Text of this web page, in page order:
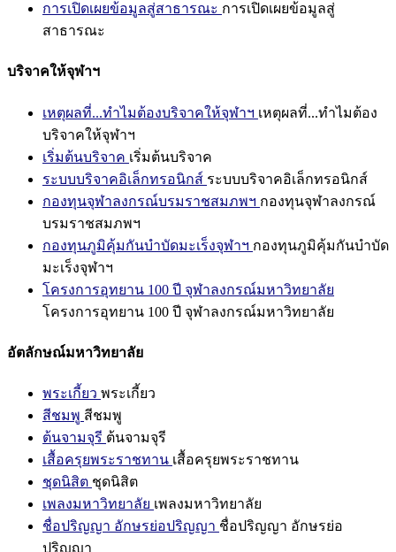
การเปิดเผยข้อมูลสู่สาธารณะ การเปิดเผยข้อมูลสู่
สาธารณะ
บริจาคให้จุฬาฯ
เหตุผลที่...ทำไมต้องบริจาคให้จุฬาฯ เหตุผลที่...ทำไมต้อง
บริจาคให้จุฬาฯ
เริ่มต้นบริจาค เริ่มต้นบริจาค
ระบบบริจาคอิเล็กทรอนิกส์ ระบบบริจาคอิเล็กทรอนิกส์
กองทุนจุฬาลงกรณ์บรมราชสมภพฯ กองทุนจุฬาลงกรณ์
บรมราชสมภพฯ
กองทุนภูมิคุ้มกันบำบัดมะเร็งจุฬาฯ กองทุนภูมิคุ้มกันบำบัด
มะเร็งจุฬาฯ
โครงการอุทยาน 100 ปี จุฬาลงกรณ์มหาวิทยาลัย
โครงการอุทยาน 100 ปี จุฬาลงกรณ์มหาวิทยาลัย
อัตลักษณ์มหาวิทยาลัย
พระเกี้ยว พระเกี้ยว
สีชมพู สีชมพู
ต้นจามจุรี ต้นจามจุรี
เสื้อครุยพระราชทาน เสื้อครุยพระราชทาน
ชุดนิสิต ชุดนิสิต
เพลงมหาวิทยาลัย เพลงมหาวิทยาลัย
ชื่อปริญญา อักษรย่อปริญญา ชื่อปริญญา อักษรย่อ
ปริญญา